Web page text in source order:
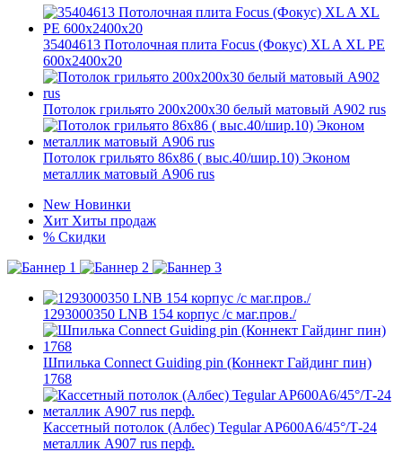
35404613 Потолочная плита Focus (Фокус) XL A XL PE
600x2400x20
Потолок грильято 200х200х30 белый матовый А902 rus
Потолок грильято 86х86 ( выс.40/шир.10) Эконом
металлик матовый А906 rus
New Новинки
Хит Хиты продаж
% Скидки
1293000350 LNB 154 корпус /с маг.пров./
Шпилька Connect Guiding pin (Коннект Гайдинг пин)
1768
Кассетный потолок (Албес) Tegular AP600A6/45°/Т-24
металлик А907 rus перф.